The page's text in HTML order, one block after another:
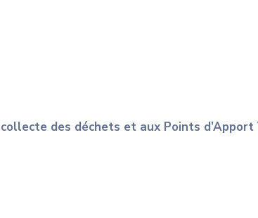
des déchets et aux Points